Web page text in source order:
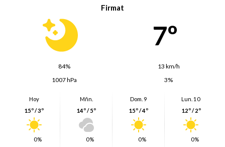
Firmat
7º
84%
13 km/h
1007 hPa
3%
Hoy
15º / 3º
0%
Mñn.
14º / 5º
0%
Dom. 9
15º / 4º
0%
Lun. 10
12º / 2º
0%